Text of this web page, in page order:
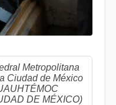
Metropolitana
Ciudad de México
DE MÉXICO)